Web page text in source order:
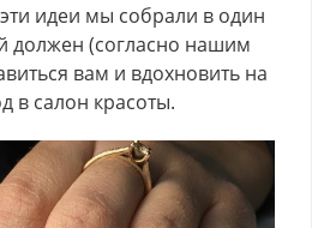
идеи мы собрали в один
должен (согласно нашим
вам и вдохновить на
в салон красоты.